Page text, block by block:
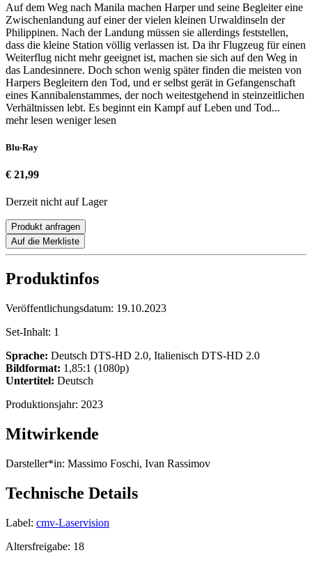
Auf dem Weg nach Manila machen Harper und seine Begleiter eine
Zwischenlandung auf einer der vielen kleinen Urwaldinseln der
Philippinen. Nach der Landung müssen sie allerdings feststellen,
dass die kleine Station völlig verlassen ist. Da ihr Flugzeug für einen
Weiterflug nicht mehr geeignet ist, machen sie sich auf den Weg in
das Landesinnere. Doch schon wenig später finden die meisten von
Harpers Begleitern den Tod, und er selbst gerät in Gefangenschaft
eines Kannibalenstammes, der noch weitestgehend in steinzeitlichen
Verhältnissen lebt. Es beginnt ein Kampf auf Leben und Tod...
mehr lesen weniger lesen
Blu-Ray
€ 21,99
Derzeit nicht auf Lager
Produkt anfragen
Auf die Merkliste
Produktinfos
Veröffentlichungsdatum: 19.10.2023
Set-Inhalt: 1
Sprache: Deutsch DTS-HD 2.0, Italienisch DTS-HD 2.0
Bildformat: 1,85:1 (1080p)
Untertitel: Deutsch
Produktionsjahr: 2023
Mitwirkende
Darsteller*in: Massimo Foschi, Ivan Rassimov
Technische Details
Label: cmv-Laservision
Altersfreigabe: 18